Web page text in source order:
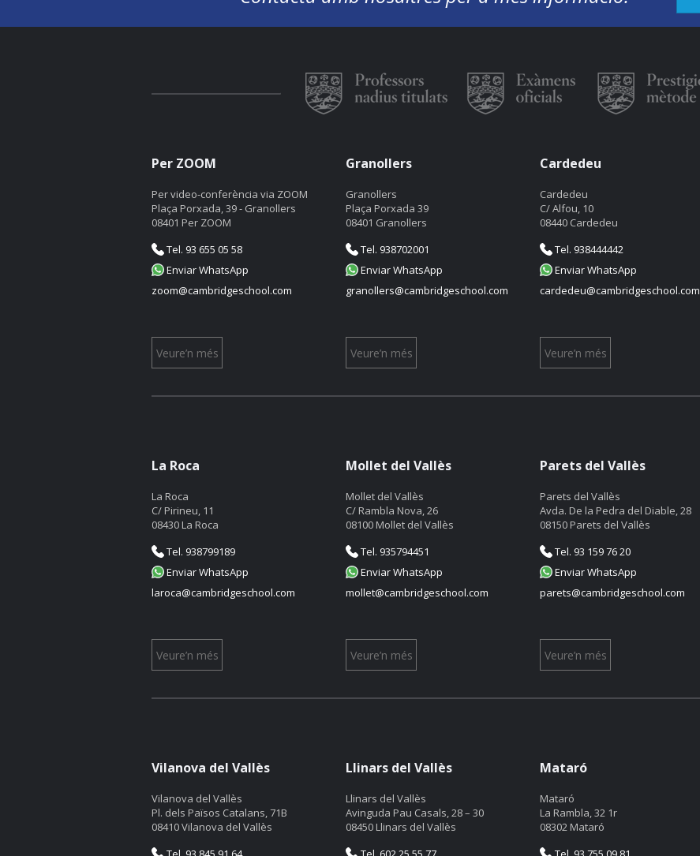
Per ZOOM
Per video-conferència via ZOOM
Plaça Porxada, 39 - Granollers
08401 Per ZOOM
Tel. 93 655 05 58
Enviar WhatsApp
zoom@cambridgeschool.com
Veure’n més
Granollers
Granollers
Plaça Porxada 39
08401 Granollers
Tel. 938702001
Enviar WhatsApp
granollers@cambridgeschool.com
Veure’n més
Cardedeu
Cardedeu
C/ Alfou, 10
08440 Cardedeu
Tel. 938444442
Enviar WhatsApp
cardedeu@cambridgeschool.com
Veure’n més
La Roca
La Roca
C/ Pirineu, 11
08430 La Roca
Tel. 938799189
Enviar WhatsApp
laroca@cambridgeschool.com
Veure’n més
Mollet del Vallès
Mollet del Vallès
C/ Rambla Nova, 26
08100 Mollet del Vallès
Tel. 935794451
Enviar WhatsApp
mollet@cambridgeschool.com
Veure’n més
Parets del Vallès
Parets del Vallès
Avda. De la Pedra del Diable, 28
08150 Parets del Vallès
Tel. 93 159 76 20
Enviar WhatsApp
parets@cambridgeschool.com
Veure’n més
Vilanova del Vallès
Vilanova del Vallès
Pl. dels Països Catalans, 71B
08410 Vilanova del Vallès
Llinars del Vallès
Llinars del Vallès
Avinguda Pau Casals, 28 – 30
08450 Llinars del Vallès
Mataró
Mataró
La Rambla, 32 1r
08302 Mataró